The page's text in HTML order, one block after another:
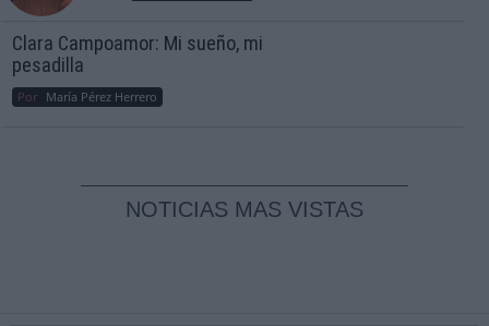
Clara Campoamor: Mi sueño, mi
pesadilla
Por María Pérez Herrero
NOTICIAS MAS VISTAS